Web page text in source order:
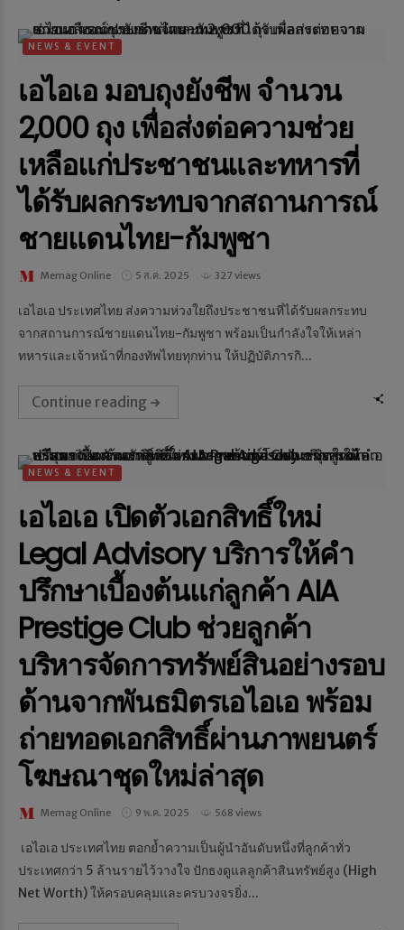
NEWS & EVENT
เอไอเอ มอบถุงยังชีพ จำนวน
2,000 ถุง เพื่อส่งต่อความช่วย
เหลือแก่ประชาชนและทหารที่
ได้รับผลกระทบจากสถานการณ์
ชายแดนไทย-กัมพูชา
Memag Online 5 ส.ค. 2025 327 views
เอไอเอ ประเทศไทย ส่งความห่วงใยถึงประชาชนที่ได้รับผลกระทบ
จากสถานการณ์ชายแดนไทย-กัมพูชา พร้อมเป็นกำลังใจให้เหล่า
ทหารและเจ้าหน้าที่กองทัพไทยทุกท่าน ให้ปฏิบัติภารกิ...
Continue reading
NEWS & EVENT
เอไอเอ เปิดตัวเอกสิทธิ์ใหม่
Legal Advisory บริการให้คำ
ปรึกษาเบื้องต้นแก่ลูกค้า AIA
Prestige Club ช่วยลูกค้า
บริหารจัดการทรัพย์สินอย่างรอบ
ด้านจากพันธมิตรเอไอเอ พร้อม
ถ่ายทอดเอกสิทธิ์ผ่านภาพยนตร์
โฆษณาชุดใหม่ล่าสุด
Memag Online 9 พ.ค. 2025 568 views
เอไอเอ ประเทศไทย ตอกย้ำความเป็นผู้นำอันดับหนึ่งที่ลูกค้าทั่ว
ประเทศกว่า 5 ล้านรายไว้วางใจ ปักธงดูแลลูกค้าสินทรัพย์สูง (High
Net Worth) ให้ครอบคลุมและครบวงจรยิ่ง...